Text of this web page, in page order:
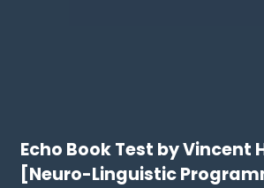
Echo Book Test by Vincent
[Neuro-Linguistic